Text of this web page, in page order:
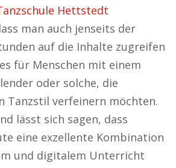
Hettstedt
man auch jenseits der
auf die Inhalte zugreifen
für Menschen mit einem
oder solche, die
Tanzstil verfeinern möchten.
lässt sich sagen, dass
eine exzellente Kombination
und digitalem Unterricht